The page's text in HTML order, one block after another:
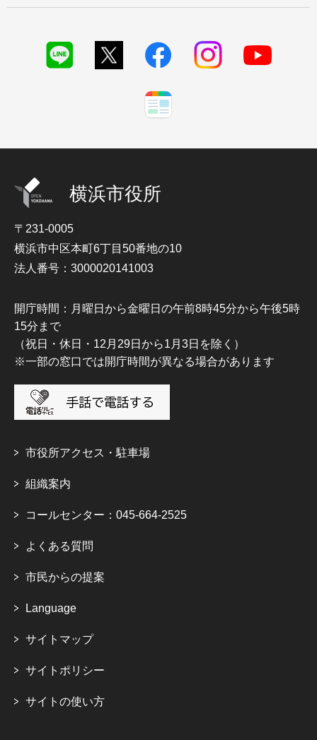
横浜市役所
〒231-0005
横浜市中区本町6丁目50番地の10
法人番号：3000020141003
開庁時間：月曜日から金曜日の午前8時45分から午後5時
15分まで
（祝日・休日・12月29日から1月3日を除く）
※一部の窓口では開庁時間が異なる場合があります
市役所アクセス・駐車場
組織案内
コールセンター：045-664-2525
よくある質問
市民からの提案
Language
サイトマップ
サイトポリシー
サイトの使い方